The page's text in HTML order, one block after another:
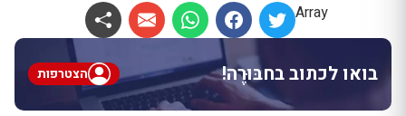
Array
בואו לכתוב בחבּוּרֶה! הצטרפות